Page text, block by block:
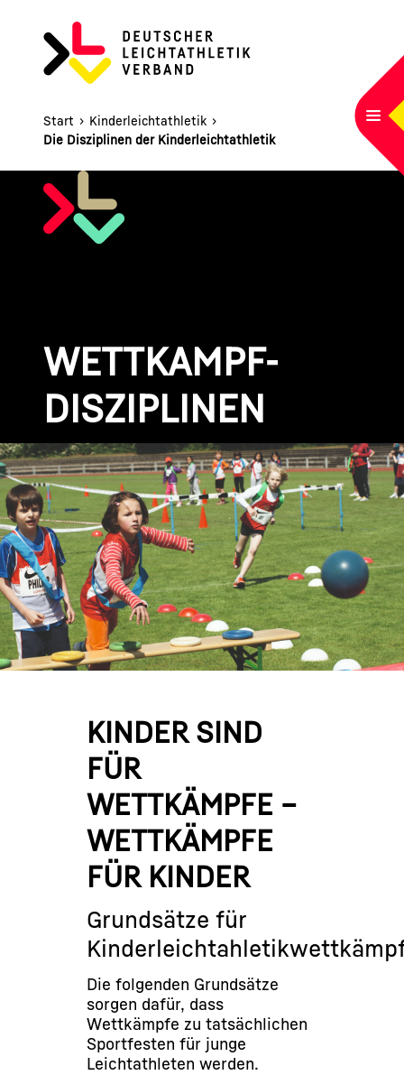
HAUPTNAVIGATION
Start › Kinderleichtathletik ›
Die Disziplinen der Kinderleichtathletik
WETTKAMPF-
DISZIPLINEN
KINDER SIND
FÜR
WETTKÄMPFE –
WETTKÄMPFE
FÜR KINDER
Grundsätze für
Die folgenden Grundsätze
sorgen dafür, dass
Wettkämpfe zu tatsächlichen
Sportfesten für junge
Leichtathleten werden.